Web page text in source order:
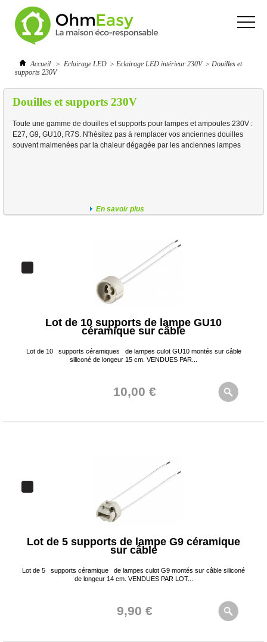
Accueil > Eclairage LED > Eclairage LED intérieur 230V > Douilles et
supports 230V
Douilles et supports 230V
Toute une gamme de douilles et supports pour lampes et ampoules 230V :
E27, G9, GU10, R7S. N'hésitez pas à remplacer vos anciennes douilles
souvent malmenées par la chaleur dégagée par les anciennes lampes
En savoir plus
Lot de 10 supports de lampe GU10
céramique sur câble
Lot de 10 supports céramiques de lampes culot GU10 montés sur câble
siliconé de longeur 15 cm. VENDUES PAR...
10,00 €
Lot de 5 supports de lampe G9 céramique
sur câble
Lot de 5 supports céramique de lampes culot G9 montés sur câble siliconé
de longeur 14 cm. VENDUES PAR LOT...
9,90 €